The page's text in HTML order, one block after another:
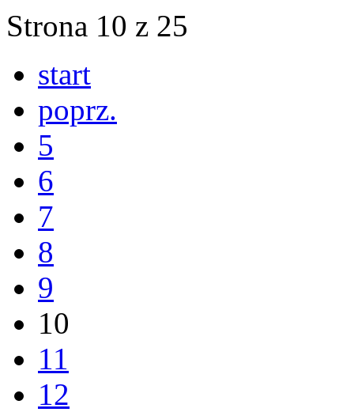
Strona 10 z 25
start
poprz.
5
6
7
8
9
10
11
12